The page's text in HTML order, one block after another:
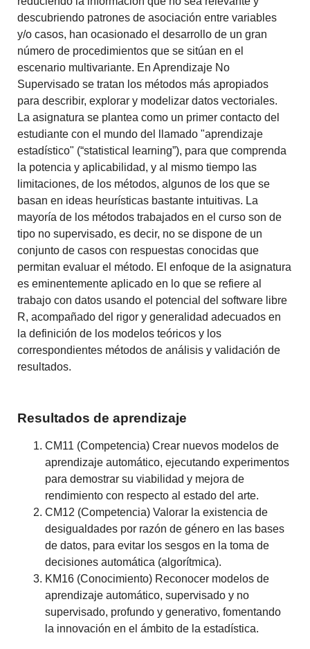
descubriendo patrones de asociación entre variables
y/o casos, han ocasionado el desarrollo de un gran
número de procedimientos que se sitúan en el
escenario multivariante. En Aprendizaje No
Supervisado se tratan los métodos más apropiados
para describir, explorar y modelizar datos vectoriales.
La asignatura se plantea como un primer contacto del
estudiante con el mundo del llamado "aprendizaje
estadístico" (“statistical learning”), para que comprenda
la potencia y aplicabilidad, y al mismo tiempo las
limitaciones, de los métodos, algunos de los que se
basan en ideas heurísticas bastante intuitivas. La
mayoría de los métodos trabajados en el curso son de
tipo no supervisado, es decir, no se dispone de un
conjunto de casos con respuestas conocidas que
permitan evaluar el método. El enfoque de la asignatura
es eminentemente aplicado en lo que se refiere al
trabajo con datos usando el potencial del software libre
R, acompañado del rigor y generalidad adecuados en
la definición de los modelos teóricos y los
correspondientes métodos de análisis y validación de
resultados.
Resultados de aprendizaje
CM11 (Competencia) Crear nuevos modelos de
aprendizaje automático, ejecutando experimentos
para demostrar su viabilidad y mejora de
rendimiento con respecto al estado del arte.
CM12 (Competencia) Valorar la existencia de
desigualdades por razón de género en las bases
de datos, para evitar los sesgos en la toma de
decisiones automática (algorítmica).
KM16 (Conocimiento) Reconocer modelos de
aprendizaje automático, supervisado y no
supervisado, profundo y generativo, fomentando
la innovación en el ámbito de la estadística.